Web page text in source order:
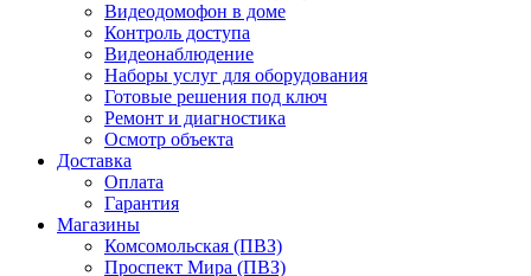
Видеодомофон в доме
Контроль доступа
Видеонаблюдение
Наборы услуг для оборудования
Готовые решения под ключ
Ремонт и диагностика
Осмотр объекта
Доставка
Оплата
Гарантия
Магазины
Комсомольская (ПВЗ)
Проспект Мира (ПВЗ)